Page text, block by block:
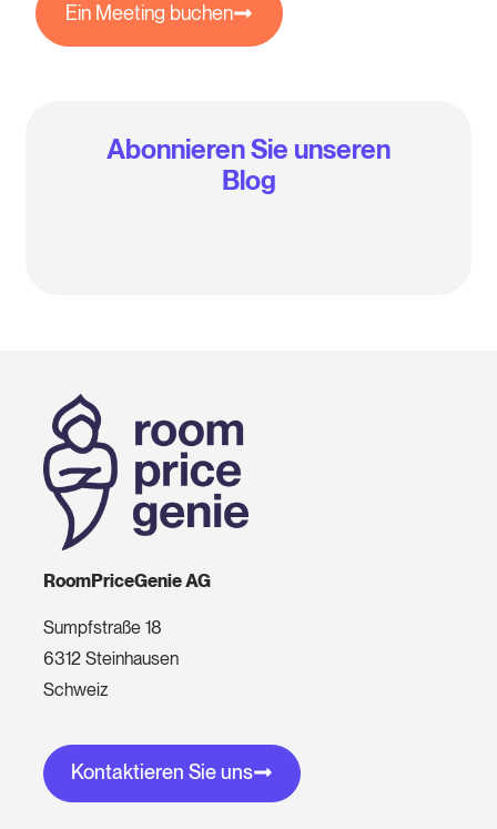
Ein Meeting buchen
Abonnieren Sie unseren
Blog
RoomPriceGenie AG
Sumpfstraße 18
6312 Steinhausen
Schweiz
Kontaktieren Sie uns